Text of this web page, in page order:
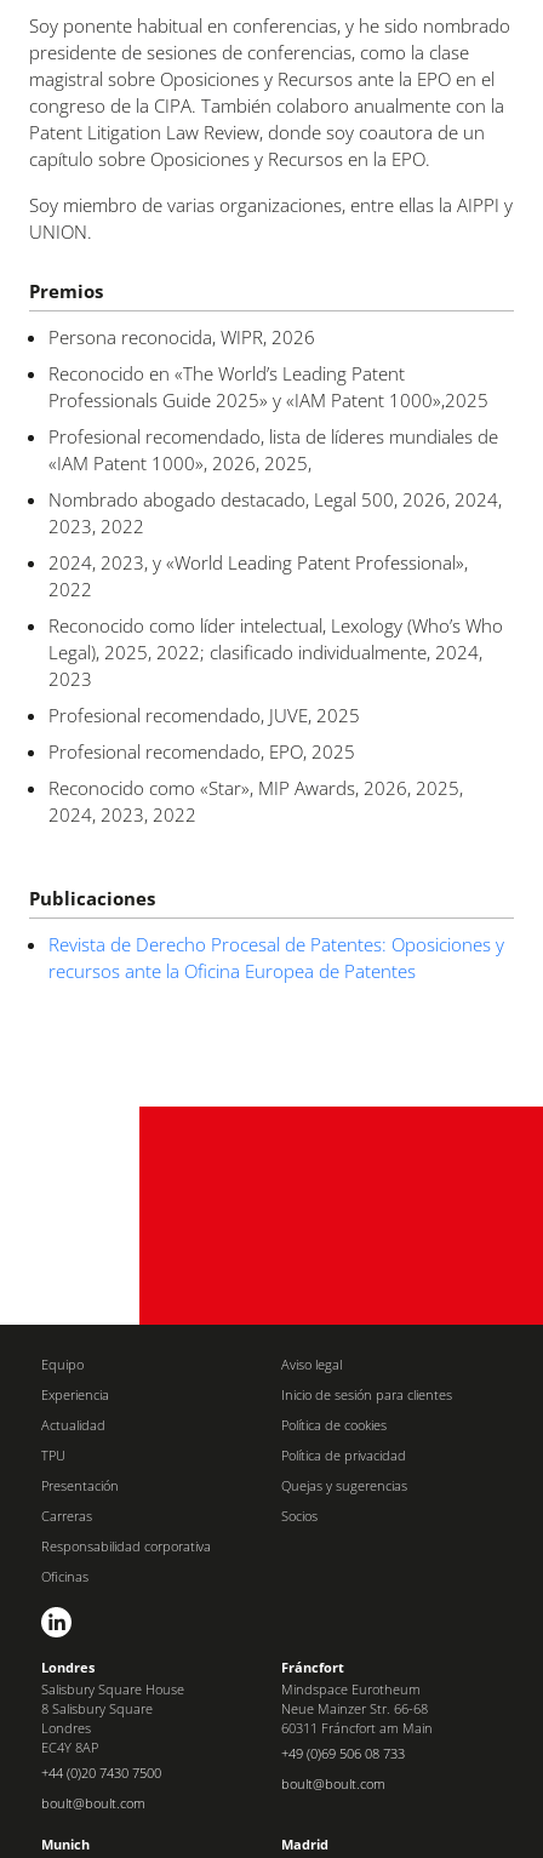
Soy ponente habitual en conferencias, y he sido nombrado
presidente de sesiones de conferencias, como la clase
magistral sobre Oposiciones y Recursos ante la EPO en el
congreso de la CIPA. También colaboro anualmente con la
Patent Litigation Law Review, donde soy coautora de un
capítulo sobre Oposiciones y Recursos en la EPO.
Soy miembro de varias organizaciones, entre ellas la AIPPI y
UNION.
Premios
Persona reconocida, WIPR, 2026
Reconocido en «The World’s Leading Patent
Professionals Guide 2025» y «IAM Patent 1000»,2025
Profesional recomendado, lista de líderes mundiales de
«IAM Patent 1000», 2026, 2025,
Nombrado abogado destacado, Legal 500, 2026, 2024,
2023, 2022
2024, 2023, y «World Leading Patent Professional»,
2022
Reconocido como líder intelectual, Lexology (Who’s Who
Legal), 2025, 2022; clasificado individualmente, 2024,
2023
Profesional recomendado, JUVE, 2025
Profesional recomendado, EPO, 2025
Reconocido como «Star», MIP Awards, 2026, 2025,
2024, 2023, 2022
Publicaciones
Revista de Derecho Procesal de Patentes: Oposiciones y
recursos ante la Oficina Europea de Patentes
Equipo
Experiencia
Actualidad
TPU
Presentación
Carreras
Responsabilidad corporativa
Oficinas
Aviso legal
Inicio de sesión para clientes
Política de cookies
Política de privacidad
Quejas y sugerencias
Socios
Londres
Salisbury Square House
8 Salisbury Square
Londres
EC4Y 8AP
+44 (0)20 7430 7500
boult@boult.com
Fráncfort
Mindspace Eurotheum
Neue Mainzer Str. 66-68
60311 Fráncfort am Main
+49 (0)69 506 08 733
boult@boult.com
Munich
Madrid